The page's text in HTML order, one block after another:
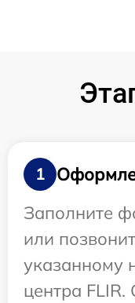
1
Заполните
или
указанному
центра FLIR.